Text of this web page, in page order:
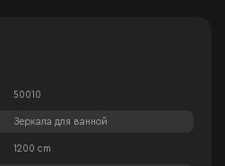
50010
Зеркала для ванной
1200 cm